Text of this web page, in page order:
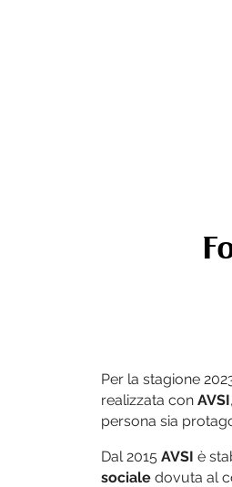
Per la stagione
realizzata con AVSI
persona sia
Dal 2015 AVSI è
sociale dovuta al